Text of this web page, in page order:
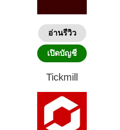
อ่านรีวิว
เปิดบัญชี
Tickmill